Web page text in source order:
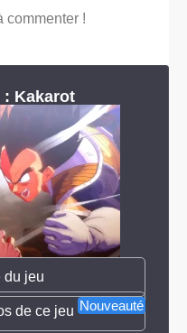
commenter !
: Kakarot
du jeu
Nouveauté
de ce jeu